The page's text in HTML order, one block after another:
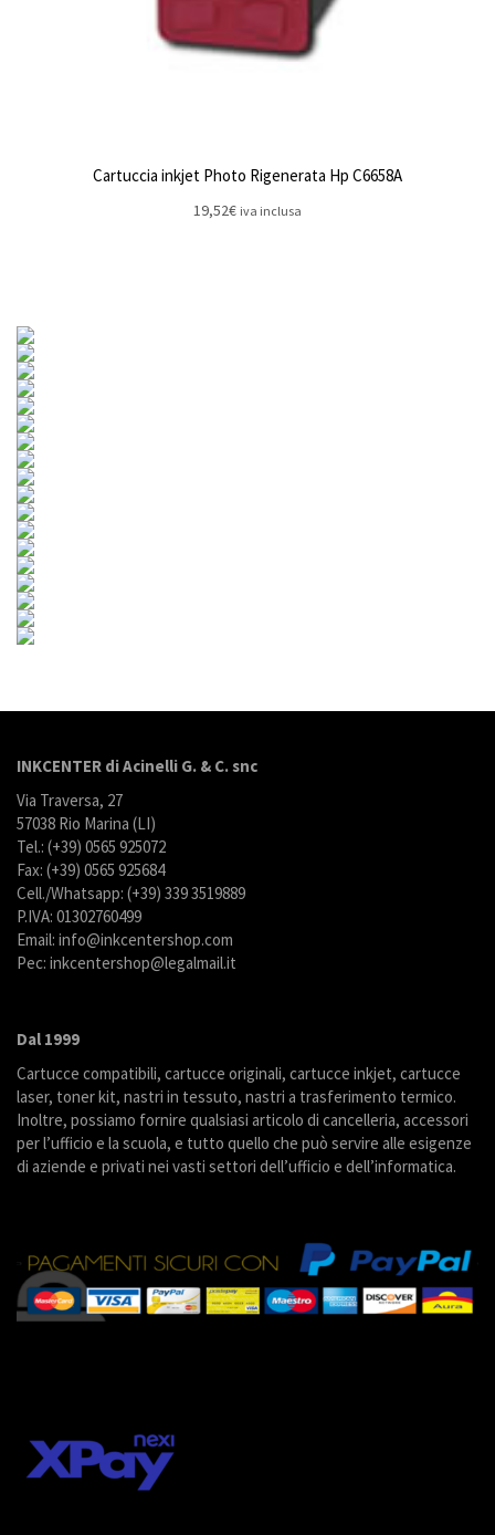
Cartuccia inkjet Photo Rigenerata Hp C6658A
19,52€ iva inclusa
INKCENTER di Acinelli G. & C. snc
Via Traversa, 27
57038 Rio Marina (LI)
Tel.: (+39) 0565 925072
Fax: (+39) 0565 925684
Cell./Whatsapp: (+39) 339 3519889
P.IVA: 01302760499
Email: info@inkcentershop.com
Pec: inkcentershop@legalmail.it
Dal 1999
Cartucce compatibili, cartucce originali, cartucce inkjet, cartucce
laser, toner kit, nastri in tessuto, nastri a trasferimento termico.
Inoltre, possiamo fornire qualsiasi articolo di cancelleria, accessori
per l’ufficio e la scuola, e tutto quello che può servire alle esigenze
di aziende e privati nei vasti settori dell’ufficio e dell’informatica.